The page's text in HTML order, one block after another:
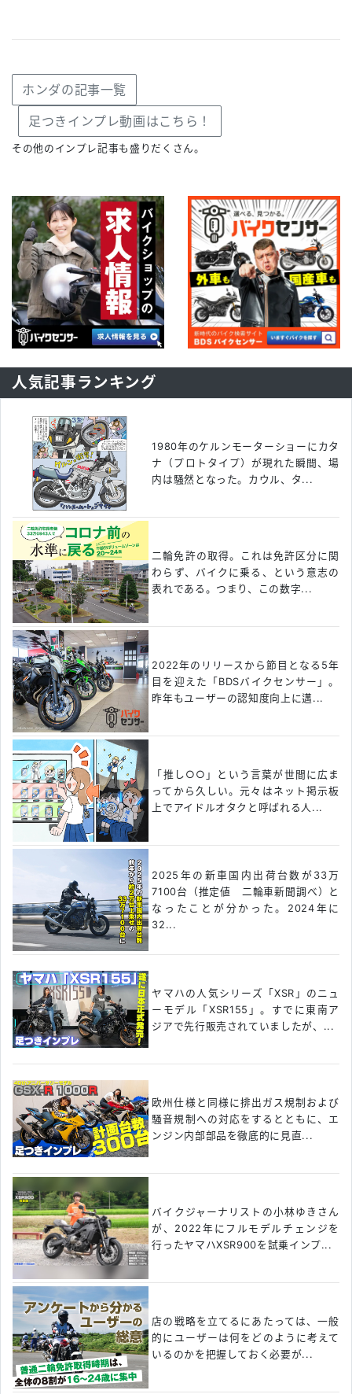
ホンダの記事一覧
足つきインプレ動画はこちら！
その他のインプレ記事も盛りだくさん。
人気記事ランキング
1980年のケルンモーターショーにカタ
ナ（プロトタイプ）が現れた瞬間、場
内は騒然となった。カウル、タ...
二輪免許の取得。これは免許区分に関
わらず、バイクに乗る、という意志の
表れである。つまり、この数字...
2022年のリリースから節目となる5年
目を迎えた「BDSバイクセンサー」。
昨年もユーザーの認知度向上に邁...
「推し○○」という言葉が世間に広ま
ってから久しい。元々はネット掲示板
上でアイドルオタクと呼ばれる人...
2025年の新車国内出荷台数が33万
7100台（推定値 二輪車新聞調べ）と
なったことが分かった。2024年に
32...
ヤマハの人気シリーズ「XSR」のニュ
ーモデル「XSR155」。すでに東南ア
ジアで先行販売されていましたが、...
欧州仕様と同様に排出ガス規制および
騒音規制への対応をするとともに、エ
ンジン内部部品を徹底的に見直...
バイクジャーナリストの小林ゆきさん
が、2022年にフルモデルチェンジを
行ったヤマハXSR900を試乗インプ...
店の戦略を立てるにあたっては、一般
的にユーザーは何をどのように考えて
いるのかを把握しておく必要が...